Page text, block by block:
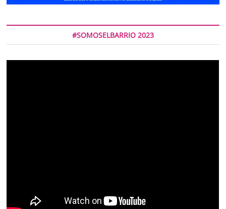
#SOMOSELBARRIO 2023